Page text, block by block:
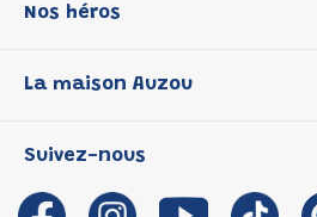
Nos héros
P'tit Loup
Les Influenceuses
Migali
La maison Auzou
Notre histoire
Auzou s'engage
Suivez-nous